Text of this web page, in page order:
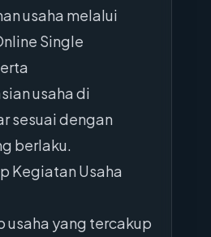
usaha melalui
Single
usaha di
sesuai dengan
berlaku.
Kegiatan Usaha
usaha yang tercakup